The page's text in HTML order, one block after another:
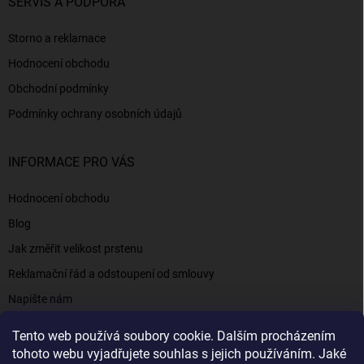
Tento web používá soubory cookie. Dalším procházením
tohoto webu vyjadřujete souhlas s jejich používáním. Jaké
Storno a reklamace
Hodnocení obchodu
Obchodní podmínky
Podmínky ochrany osobních údajů
INFORMACE PRO VÁS
Hodnocení obchodu
Blog
Jak změřit velikost prstenu
Reklamační řád a odstoupení od smlouvy
Napište nám